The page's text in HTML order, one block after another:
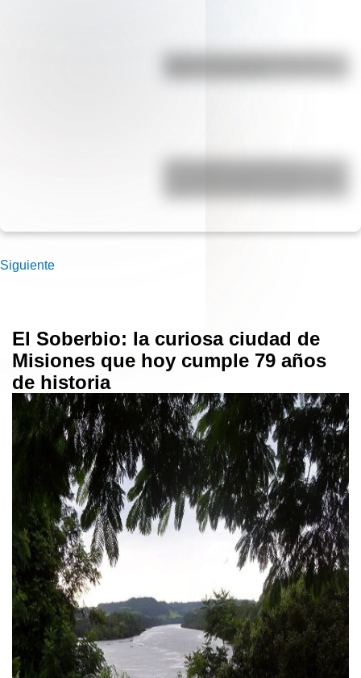
Bandera de Colombia: historia,
origen y significado
17 de agosto: actividades y
segundo ciclo de primaria
Siguiente
El Soberbio: la curiosa ciudad de
Misiones que hoy cumple 79 años
de historia